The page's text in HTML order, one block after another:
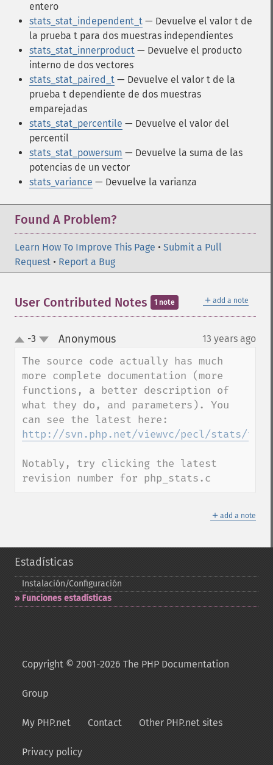
entero
stats_stat_independent_t — Devuelve el valor t de
la prueba t para dos muestras independientes
stats_stat_innerproduct — Devuelve el producto
interno de dos vectores
stats_stat_paired_t — Devuelve el valor t de la
prueba t dependiente de dos muestras
emparejadas
stats_stat_percentile — Devuelve el valor del
percentil
stats_stat_powersum — Devuelve la suma de las
potencias de un vector
stats_variance — Devuelve la varianza
Found A Problem?
Learn How To Improve This Page • Submit a Pull
Request • Report a Bug
＋ add a note
User Contributed Notes 1 note
up-3 Anonymous¶ 13 years ago
The source code actually has much
more complete documentation (more
functions, a better description of
what they do, and parameters). You
http://svn.php.net/viewvc/pecl/stats/
Notably, try clicking the latest
revision number for php_stats.c
＋ add a note
Estadísticas
Instalación/Configuración
Funciones estadísticas
Copyright © 2001-2026 The PHP Documentation
Group
My PHP.net Contact Other PHP.net sites
Privacy policy